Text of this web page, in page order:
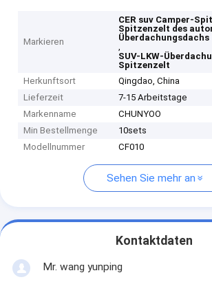
Markieren
CER suv Camper-
Spitzenzelt des
Überdachungsdachs
,
SUV-LKW-
Spitzenzelt
Herkunftsort
Qingdao, China
Lieferzeit
7-15 Arbeitstage
Markenname
CHUNYOO
Min Bestellmenge
10sets
Modellnummer
CF010
Sehen Sie mehr an
Kontaktdaten
Mr. wang yunping